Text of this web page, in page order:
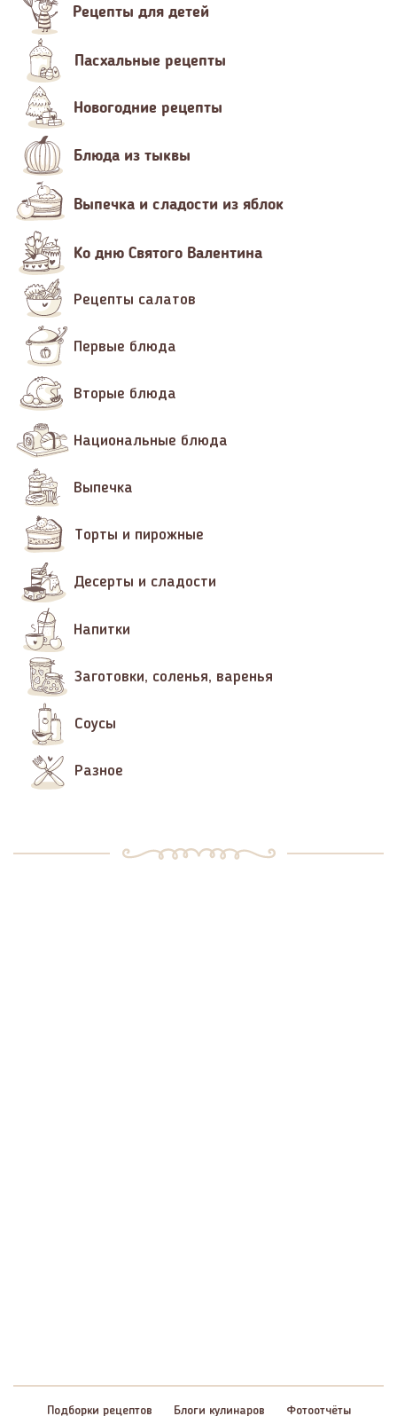
Рецепты для детей
Пасхальные рецепты
Новогодние рецепты
Блюда из тыквы
Выпечка и сладости из яблок
Ко дню Святого Валентина
Рецепты салатов
Первые блюда
Вторые блюда
Национальные блюда
Выпечка
Торты и пирожные
Десерты и сладости
Напитки
Заготовки, соленья, варенья
Соусы
Разное
Подборки рецептов Блоги кулинаров Фотоотчёты